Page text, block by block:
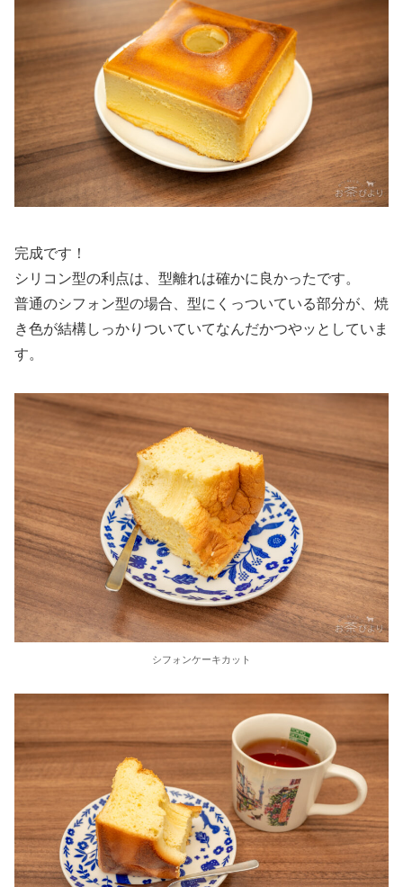
完成です！
シリコン型の利点は、型離れは確かに良かったです。
普通のシフォン型の場合、型にくっついている部分が、焼
き色が結構しっかりついていてなんだかつやッとしていま
す。
シフォンケーキカット